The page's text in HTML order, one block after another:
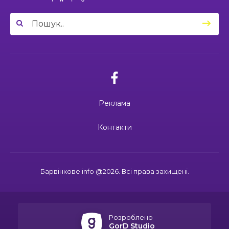
один вибір — захищати Україну
04:27
Барвінківського ліцею №1 пройшли фахове
Спільними зусиллями заради дітей: у
Барвінковому створили сучасний творчий
Вони віддали життя за Україну: 3
липня вшановуємо пам’ять Миколи
Поки звучить материнська молитва,
живе пам’ять
життя зупинився на цифрі 24
Барвінкове info @2026. Всі права захищені.
Реклама
Контакти
Розроблено
GorD Studio